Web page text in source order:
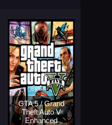
GTA 5 / Grand
Theft Auto V
Enhanced